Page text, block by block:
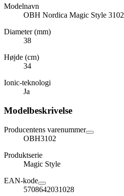
Modelnavn
OBH Nordica Magic Style 3102
Diameter (mm)
38
Højde (cm)
34
Ionic-teknologi
Ja
Modelbeskrivelse
Producentens varenummer
OBH3102
Produktserie
Magic Style
EAN-kode
5708642031028